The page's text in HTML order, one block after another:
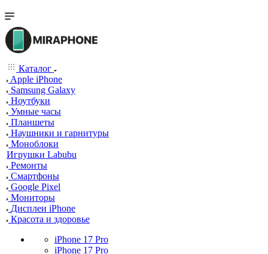
Каталог
Apple iPhone
Samsung Galaxy
Ноутбуки
Умные часы
Планшеты
Наушники и гарнитуры
Моноблоки
Игрушки Labubu
Ремонты
Смартфоны
Google Pixel
Мониторы
Дисплеи iPhone
Красота и здоровье
iPhone 17 Pro
iPhone 17 Pro